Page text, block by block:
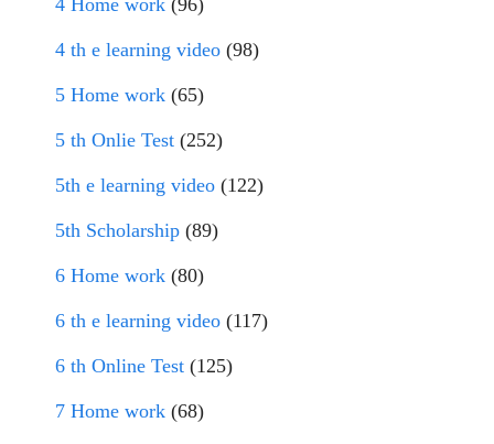
4 Home work (96)
4 th e learning video (98)
5 Home work (65)
5 th Onlie Test (252)
5th e learning video (122)
5th Scholarship (89)
6 Home work (80)
6 th e learning video (117)
6 th Online Test (125)
7 Home work (68)